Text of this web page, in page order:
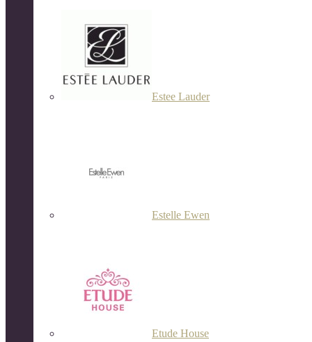
Estee Lauder
Estelle Ewen
Etude House